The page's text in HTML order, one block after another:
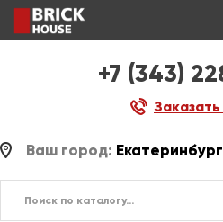
+7 (343)
Ваш город: Екатеринбург